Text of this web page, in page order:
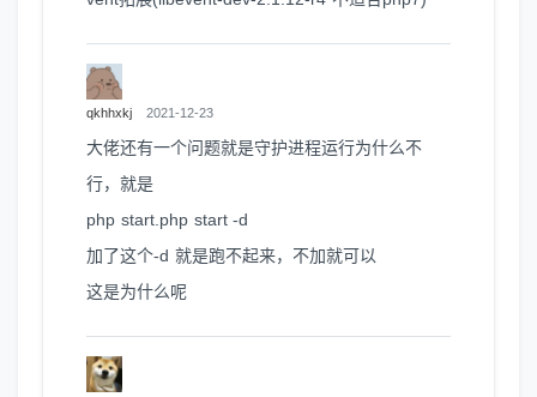
qkhhxkj 2021-12-23
大佬还有一个问题就是守护进程运行为什么不
行，就是
php start.php start -d
加了这个-d 就是跑不起来，不加就可以
这是为什么呢